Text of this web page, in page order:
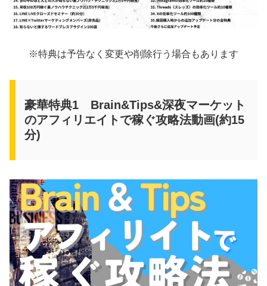
※特典は予告なく変更や削除行う場合もあります
豪華特典1 Brain&Tips&深夜マーケット
のアフィリエイトで稼ぐ攻略法動画(約15
分)